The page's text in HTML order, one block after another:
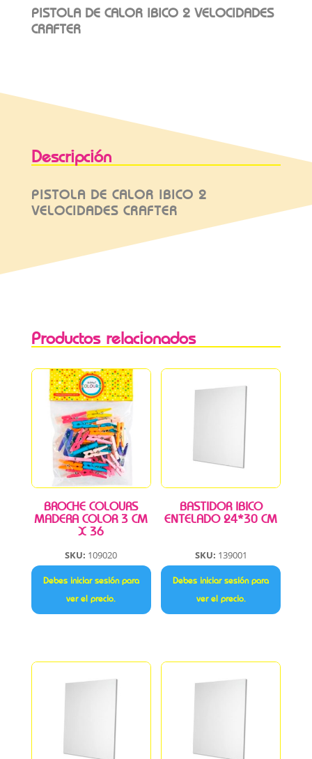
PISTOLA DE CALOR IBICO 2 VELOCIDADES
CRAFTER
Descripción
PISTOLA DE CALOR IBICO 2
VELOCIDADES CRAFTER
Productos relacionados
BROCHE COLOURS
MADERA COLOR 3 CM
X 36
SKU: 109020
Debes iniciar sesión para
ver el precio.
BASTIDOR IBICO
ENTELADO 24*30 CM
SKU: 139001
Debes iniciar sesión para
ver el precio.